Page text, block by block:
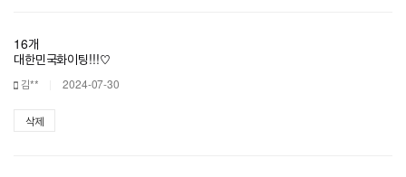
16개
대한민국화이팅!!!♡
김** 2024-07-30
삭제